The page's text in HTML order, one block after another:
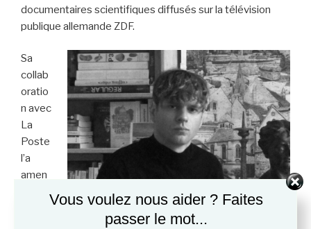
documentaires scientifiques diffusés sur la télévision
publique allemande ZDF.
Sa
collab
oratio
n avec
La
Poste
l’a
amen
Vous voulez nous aider ? Faites
passer le mot...